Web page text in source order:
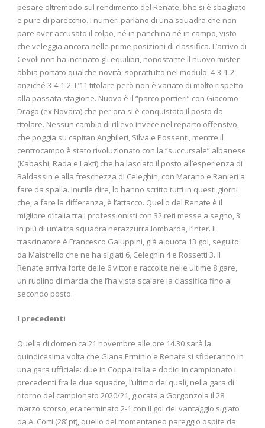
pesare oltremodo sul rendimento del Renate, bhe si è sbagliato
e pure di parecchio. I numeri parlano di una squadra che non
pare aver accusato il colpo, né in panchina né in campo, visto
che veleggia ancora nelle prime posizioni di classifica. L’arrivo di
Cevoli non ha incrinato gli equilibri, nonostante il nuovo mister
abbia portato qualche novità, soprattutto nel modulo, 4-3-1-2
anziché 3-4-1-2. L’11 titolare però non è variato di molto rispetto
alla passata stagione. Nuovo è il “parco portieri” con Giacomo
Drago (ex Novara) che per ora si è conquistato il posto da
titolare. Nessun cambio di rilievo invece nel reparto offensivo,
che poggia su capitan Anghileri, Silva e Possenti, mentre il
centrocampo è stato rivoluzionato con la “succursale” albanese
(Kabashi, Rada e Lakti) che ha lasciato il posto all’esperienza di
Baldassin e alla freschezza di Celeghin, con Marano e Ranieri a
fare da spalla. Inutile dire, lo hanno scritto tutti in questi giorni
che, a fare la differenza, è l’attacco. Quello del Renate è il
migliore d’Italia tra i professionisti con 32 reti messe a segno, 3
in più di un’altra squadra nerazzurra lombarda, l’Inter. Il
trascinatore è Francesco Galuppini, già a quota 13 gol, seguito
da Maistrello che ne ha siglati 6, Celeghin 4 e Rossetti 3. Il
Renate arriva forte delle 6 vittorie raccolte nelle ultime 8 gare,
un ruolino di marcia che l’ha vista scalare la classifica fino al
secondo posto.
I precedenti
Quella di domenica 21 novembre alle ore 14.30 sarà la
quindicesima volta che Giana Erminio e Renate si sfideranno in
una gara ufficiale: due in Coppa Italia e dodici in campionato i
precedenti fra le due squadre, l’ultimo dei quali, nella gara di
ritorno del campionato 2020/21, giocata a Gorgonzola il 28
marzo scorso, era terminato 2-1 con il gol del vantaggio siglato
da A. Corti (28’ pt), quello del momentaneo pareggio ospite da